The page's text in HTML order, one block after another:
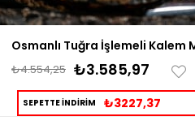
₺3.585,97
₺4.554,25
SEPETTE İNDİRİM ₺3227,37